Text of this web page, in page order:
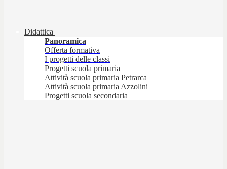
Didattica
Panoramica
Offerta formativa
I progetti delle classi
Progetti scuola primaria
Attività scuola primaria Petrarca
Attività scuola primaria Azzolini
Progetti scuola secondaria